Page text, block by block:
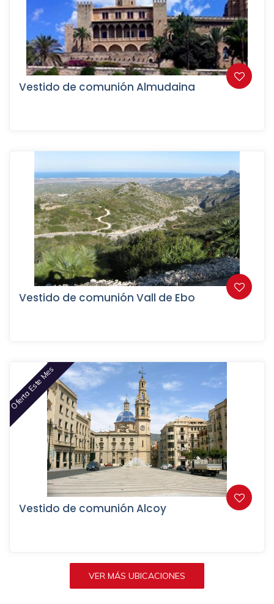
Vestido de comunión Almudaina
Vestido de comunión Vall de Ebo
Oferta Este Mes
Vestido de comunión Alcoy
VER MÁS UBICACIONES